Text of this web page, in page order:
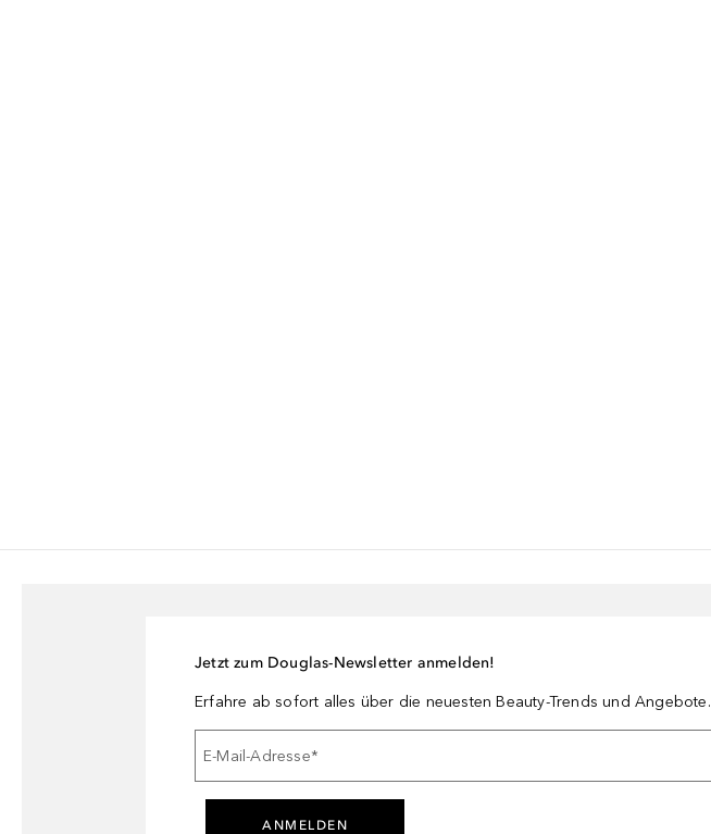
Jetzt zum Douglas-Newsletter anmelden!
Erfahre ab sofort alles über die neuesten Beauty-Trends und Angebote.
E-Mail-Adresse*
ANMELDEN